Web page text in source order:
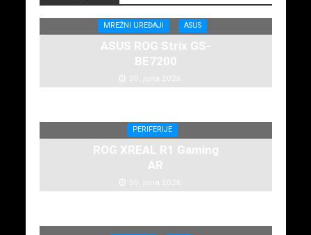
MREŽNI UREĐAJI ASUS
ASUS ROG Strix GS-
BE7200
30. juna 2026.
PERIFERIJE
ROG XREAL R1 Gaming
AR
30. juna 2026.